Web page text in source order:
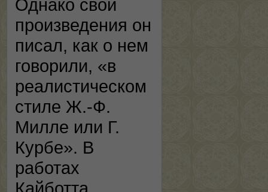
Однако свои
произведения он
писал, как о нем
говорили, «в
реалистическом
стиле Ж.-Ф.
Милле или Г.
Курбе». В
работах